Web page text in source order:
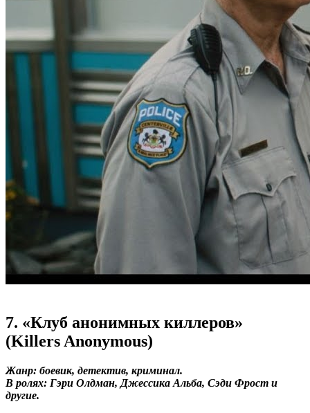
7. «Клуб анонимных киллеров»
(Killers Anonymous)
Жанр: боевик, детектив, криминал.
В ролях: Гэри Олдман, Джессика Альба, Сэди Фрост и
другие.